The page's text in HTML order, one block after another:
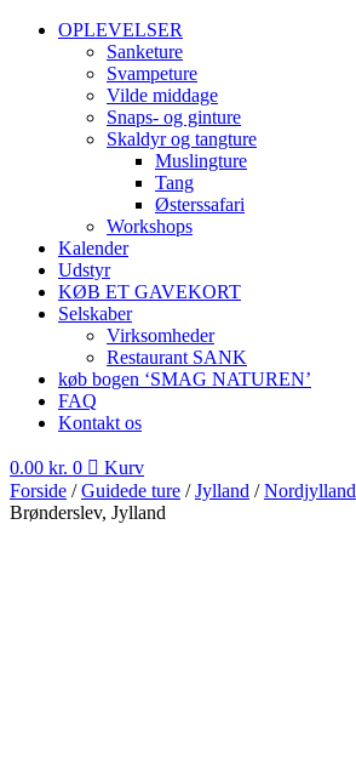
OPLEVELSER
Sanketure
Svampeture
Vilde middage
Snaps- og ginture
Skaldyr og tangture
Muslingture
Tang
Østerssafari
Workshops
Kalender
Udstyr
KØB ET GAVEKORT
Selskaber
Virksomheder
Restaurant SANK
køb bogen ‘SMAG NATUREN’
FAQ
Kontakt os
0.00 kr. 0
Kurv
Forside /Guidede ture /Jylland /Nordjylland
Brønderslev, Jylland